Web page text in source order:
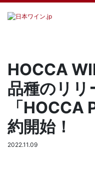
HOCCA
品種のリリ
「
約開始！
2022.11.09